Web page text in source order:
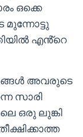
ഒക്കെ
മുന്നോട്ടു
എൻ്റെ
അവരുടെ
സാരി
ഒരു ലുങ്കി